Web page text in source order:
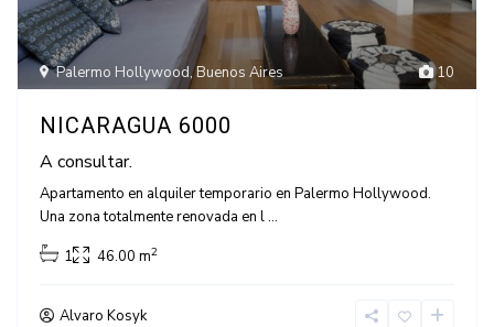
10
Palermo Hollywood,Buenos Aires
NICARAGUA 6000
A consultar.
Apartamento en alquiler temporario en Palermo Hollywood.
Una zona totalmente renovada en l...
1
46.00 m2
Alvaro Kosyk